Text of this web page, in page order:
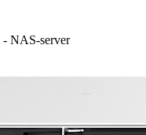
NAS-server